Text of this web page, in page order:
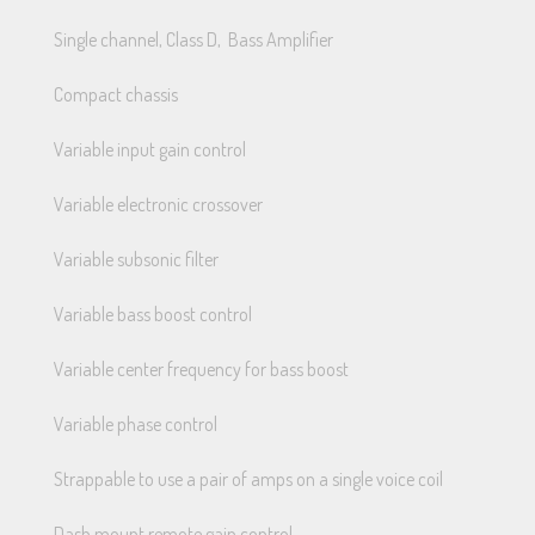
Single channel, Class D, Bass Amplifier
Compact chassis
Variable input gain control
Variable electronic crossover
Variable subsonic filter
Variable bass boost control
Variable center frequency for bass boost
Variable phase control
Strappable to use a pair of amps on a single voice coil